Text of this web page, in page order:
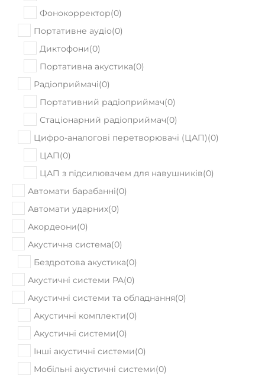
Фонокорректор(0)
Портативне аудіо(0)
Диктофони(0)
Портативна акустика(0)
Радіоприймачі(0)
Портативний радіоприймач(0)
Стаціонарний радіоприймач(0)
Цифро-аналогові перетворювачі (ЦАП)(0)
ЦАП(0)
ЦАП з підсилювачем для навушників(0)
Автомати барабанні(0)
Автомати ударних(0)
Акордеони(0)
Акустична система(0)
Бездротова акустика(0)
Акустичні системи PA(0)
Акустичні системи та обладнання(0)
Акустичні комплекти(0)
Акустичні системи(0)
Інші акустичні системи(0)
Мобільні акустичні системи(0)